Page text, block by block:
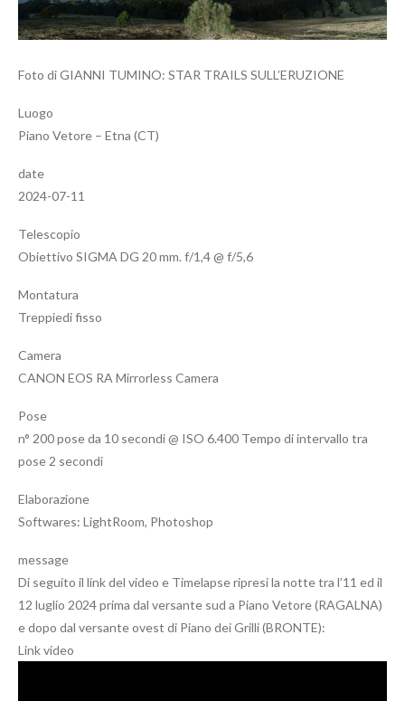
Foto di GIANNI TUMINO: STAR TRAILS SULL’ERUZIONE
Luogo
Piano Vetore – Etna (CT)
date
2024-07-11
Telescopio
Obiettivo SIGMA DG 20 mm. f/1,4 @ f/5,6
Montatura
Treppiedi fisso
Camera
CANON EOS RA Mirrorless Camera
Pose
n° 200 pose da 10 secondi @ ISO 6.400 Tempo di intervallo tra
pose 2 secondi
Elaborazione
Softwares: LightRoom, Photoshop
message
Di seguito il link del video e Timelapse ripresi la notte tra l’11 ed il
12 luglio 2024 prima dal versante sud a Piano Vetore (RAGALNA)
e dopo dal versante ovest di Piano dei Grilli (BRONTE):
Link video